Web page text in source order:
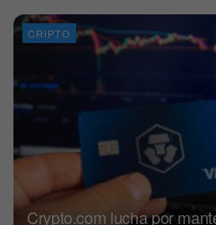
CRIPTO
Crypto.com lucha por